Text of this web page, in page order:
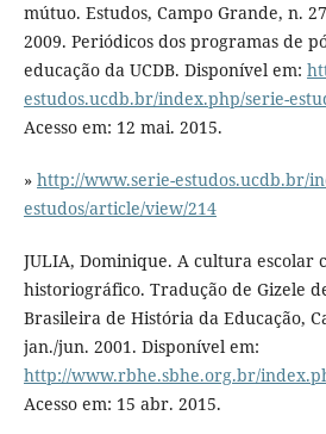
mútuo. Estudos, Campo Grande, n.
2009. Periódicos dos programas de
educação da UCDB. Disponível em:
estudos.ucdb.br/index.php/serie-
Acesso em: 12 mai. 2015.
» http://www.serie-estudos.ucdb.br/
estudos/article/view/214
JULIA, Dominique. A cultura escolar
historiográfico. Tradução de Gizele
Brasileira de História da Educação,
jan./jun. 2001. Disponível em:
http://www.rbhe.sbhe.org.br/
Acesso em: 15 abr. 2015.